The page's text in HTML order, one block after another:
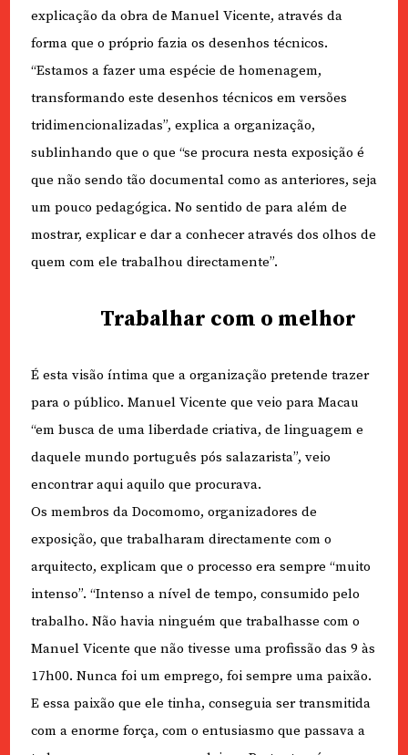
explicação da obra de Manuel Vicente, através da
forma que o próprio fazia os desenhos técnicos.
“Estamos a fazer uma espécie de homenagem,
transformando este desenhos técnicos em versões
tridimencionalizadas”, explica a organização,
sublinhando que o que “se procura nesta exposição é
que não sendo tão documental como as anteriores, seja
um pouco pedagógica. No sentido de para além de
mostrar, explicar e dar a conhecer através dos olhos de
quem com ele trabalhou directamente”.
Trabalhar com o melhor
É esta visão íntima que a organização pretende trazer
para o público. Manuel Vicente que veio para Macau
“em busca de uma liberdade criativa, de linguagem e
daquele mundo português pós salazarista”, veio
encontrar aqui aquilo que procurava.
Os membros da Docomomo, organizadores de
exposição, que trabalharam directamente com o
arquitecto, explicam que o processo era sempre “muito
intenso”. “Intenso a nível de tempo, consumido pelo
trabalho. Não havia ninguém que trabalhasse com o
Manuel Vicente que não tivesse uma profissão das 9 às
17h00. Nunca foi um emprego, foi sempre uma paixão.
E essa paixão que ele tinha, conseguia ser transmitida
com a enorme força, com o entusiasmo que passava a